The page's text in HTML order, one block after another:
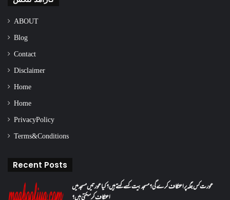
ABOUT
Blog
Contact
Disclaimer
Home
Home
Privacy Policy
Terms & Conditions
Recent Posts
عورت کس جگہ پر اعتکاف کرے گی؟مسجد بیت کسے کہتے ہیں؟کیا عورتیں مسجد میں